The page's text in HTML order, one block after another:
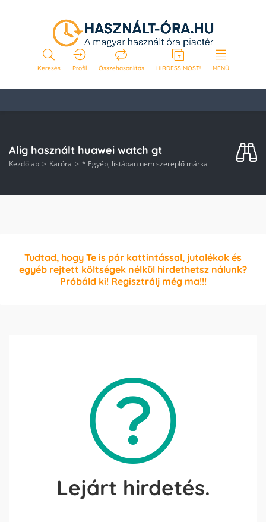
Keresés Profil Összehasonlítás HIRDESS MOST! MENÜ
Alig használt huawei watch gt
Kezdőlap Karóra * Egyéb, listában nem szereplő márka
Tudtad, hogy Te is pár kattintással, jutalékok és
egyéb rejtett költségek nélkül hirdethetsz nálunk?
Próbáld ki! Regisztrálj még ma!!!
Lejárt hirdetés.